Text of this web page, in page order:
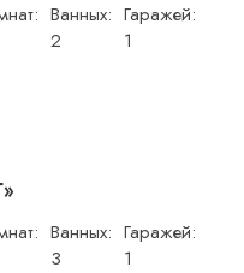
Ванных:
2
Гаражей:
1
Ванных:
3
Гаражей:
1